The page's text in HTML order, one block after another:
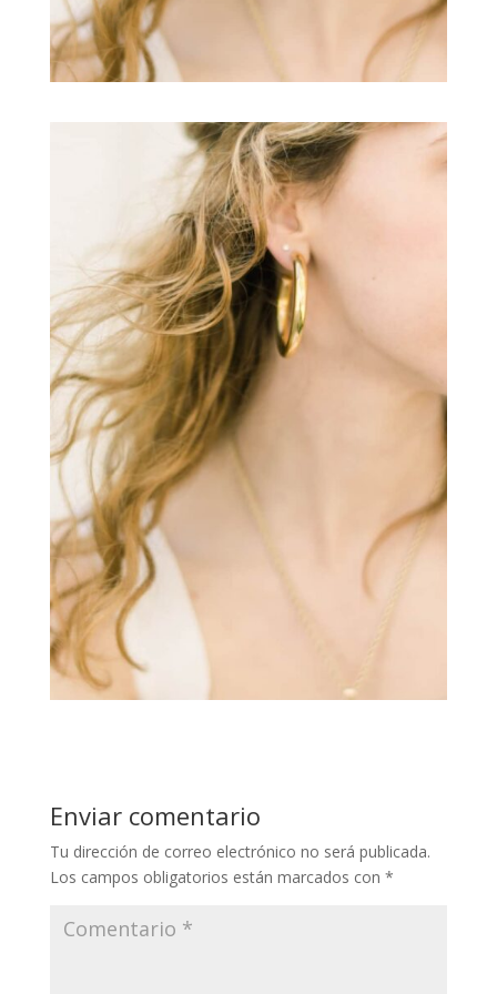
Enviar comentario
Tu dirección de correo electrónico no será publicada.
Los campos obligatorios están marcados con *